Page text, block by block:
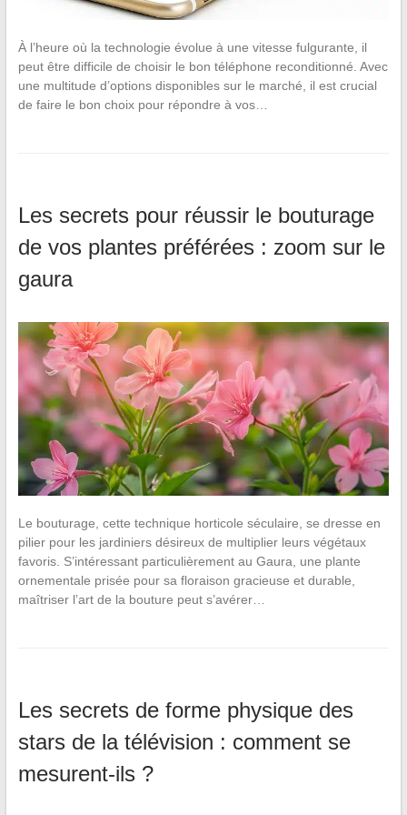
À l’heure où la technologie évolue à une vitesse fulgurante, il
peut être difficile de choisir le bon téléphone reconditionné. Avec
une multitude d’options disponibles sur le marché, il est crucial
de faire le bon choix pour répondre à vos…
Les secrets pour réussir le bouturage
de vos plantes préférées : zoom sur le
gaura
Le bouturage, cette technique horticole séculaire, se dresse en
pilier pour les jardiniers désireux de multiplier leurs végétaux
favoris. S’intéressant particulièrement au Gaura, une plante
ornementale prisée pour sa floraison gracieuse et durable,
maîtriser l’art de la bouture peut s’avérer…
Les secrets de forme physique des
stars de la télévision : comment se
mesurent-ils ?